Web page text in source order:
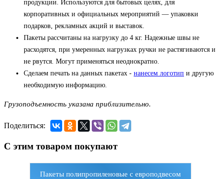
продукции. Используются для бытовых целях, для
корпоративных и официальных мероприятий — упаковки
подарков, рекламных акций и выставок.
Пакеты рассчитаны на нагрузку до 4 кг. Надежные швы не
расходятся, при умеренных нагрузках ручки не растягиваются и
не рвутся. Могут применяться неоднократно.
Сделаем печать на данных пакетах - нанесем логотип и другую
необходимую информацию.
Грузоподъемность указана приблизительно.
Поделиться:
С этим товаром покупают
Пакеты полипропиленовые с европодвесом